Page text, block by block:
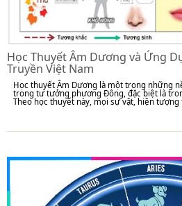
Học Thuyết Âm Dương và Ứng
Truyền Việt Nam
Học thuyết Âm Dương là một trong những
trong tư tưởng phương Đông, đặc biệt là
Theo học thuyết này, mọi sự vật, hiện